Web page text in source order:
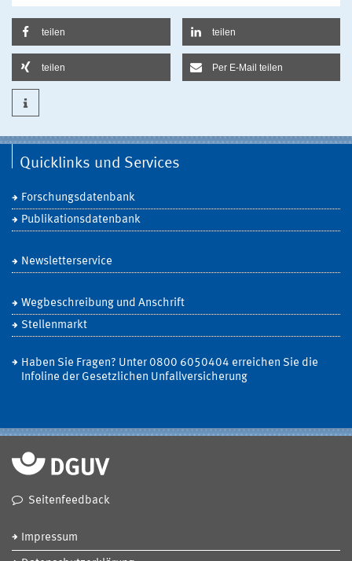
teilen teilen
teilen Per E-Mail teilen
Quicklinks und Services
Forschungsdatenbank
Publikationsdatenbank
Newsletterservice
Wegbeschreibung und Anschrift
Stellenmarkt
Haben Sie Fragen? Unter 0800 6050404 erreichen Sie die
Infoline der Gesetzlichen Unfallversicherung
Seitenfeedback
Impressum